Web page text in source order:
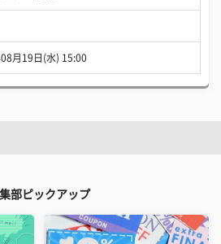
月19日(水) 15:00
部ピックアップ